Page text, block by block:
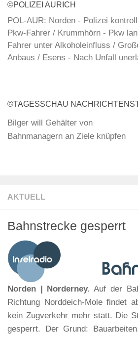
AKTUELL
Bahnstrecke gesperrt
Norden | Norderney. Auf der
Richtung Norddeich-Mole findet
kein Zugverkehr mehr statt. Die
gesperrt. Der Grund:
©POLIZEI AURICH
POL-AUR: Norden - Polizei
Pkw-Fahrer / Krummhörn - Pkw
Fahrer unter Alkoholeinfluss /
Anbaus / Esens - Nach Unfall
POL-AUR: Aurich - Einbruch in
©TAGESSCHAU
Bilger will Gehälter von
Bahnmanagern an Ziele knüpfen